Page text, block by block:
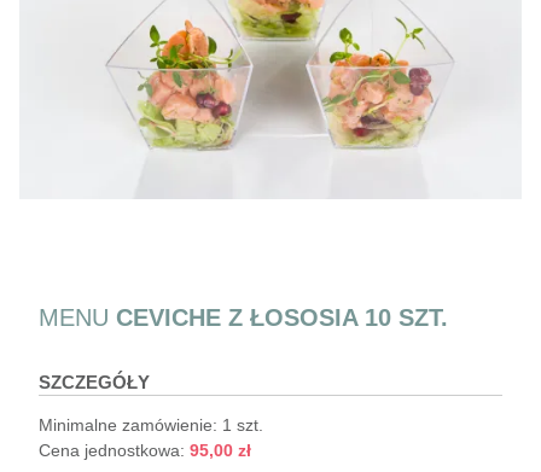
MENU CEVICHE Z ŁOSOSIA 10 SZT.
SZCZEGÓŁY
Minimalne zamówienie: 1 szt.
Cena jednostkowa: 95,00 zł